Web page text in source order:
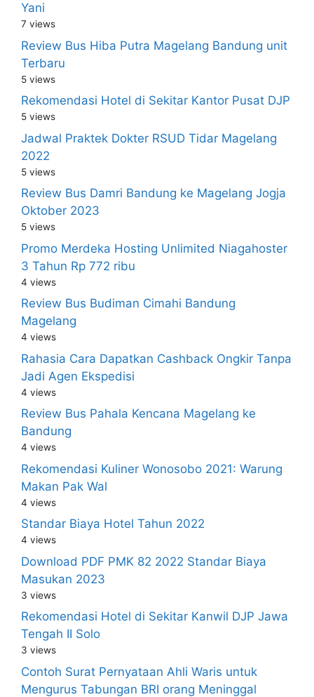
Yani
7 views
Review Bus Hiba Putra Magelang Bandung unit
Terbaru
5 views
Rekomendasi Hotel di Sekitar Kantor Pusat DJP
5 views
Jadwal Praktek Dokter RSUD Tidar Magelang
2022
5 views
Review Bus Damri Bandung ke Magelang Jogja
Oktober 2023
5 views
Promo Merdeka Hosting Unlimited Niagahoster
3 Tahun Rp 772 ribu
4 views
Review Bus Budiman Cimahi Bandung
Magelang
4 views
Rahasia Cara Dapatkan Cashback Ongkir Tanpa
Jadi Agen Ekspedisi
4 views
Review Bus Pahala Kencana Magelang ke
Bandung
4 views
Rekomendasi Kuliner Wonosobo 2021: Warung
Makan Pak Wal
4 views
Standar Biaya Hotel Tahun 2022
4 views
Download PDF PMK 82 2022 Standar Biaya
Masukan 2023
3 views
Rekomendasi Hotel di Sekitar Kanwil DJP Jawa
Tengah II Solo
3 views
Contoh Surat Pernyataan Ahli Waris untuk
Mengurus Tabungan BRI orang Meninggal